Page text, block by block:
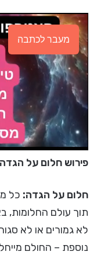
מעבר לכתבה
פירוש חלום על
חלום על הגדה: כל
תוך עולם החלומות,
לא גמורים או לא
נוספת – החולם